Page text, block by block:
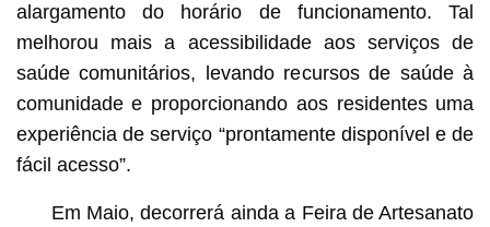
alargamento do horário de funcionamento. Tal
melhorou mais a acessibilidade aos serviços de
saúde comunitários, levando recursos de saúde à
comunidade e proporcionando aos residentes uma
experiência de serviço “prontamente disponível e de
fácil acesso”.
Em Maio, decorrerá ainda a Feira de Artesanato